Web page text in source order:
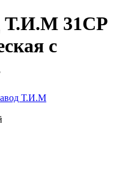
Т.И.М 31CP
с
Т.И.М